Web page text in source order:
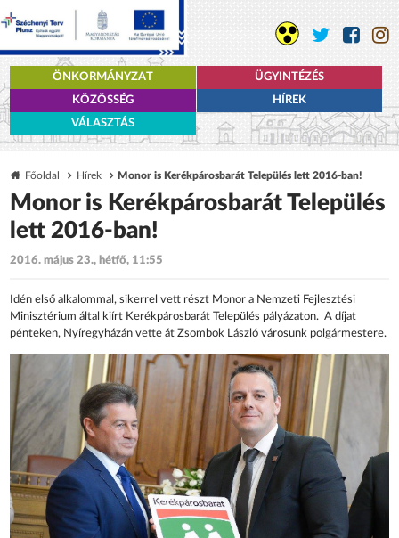
ÖNKORMÁNYZAT
ÜGYINTÉZÉS
KÖZÖSSÉG
HÍREK
VÁLASZTÁS
Főoldal Hírek Monor is Kerékpárosbarát Település lett 2016-ban!
Monor is Kerékpárosbarát Település
lett 2016-ban!
2016. május 23., hétfő, 11:55
Idén első alkalommal, sikerrel vett részt Monor a Nemzeti Fejlesztési
Minisztérium által kiírt Kerékpárosbarát Település pályázaton. A díjat
pénteken, Nyíregyházán vette át Zsombok László városunk polgármestere.